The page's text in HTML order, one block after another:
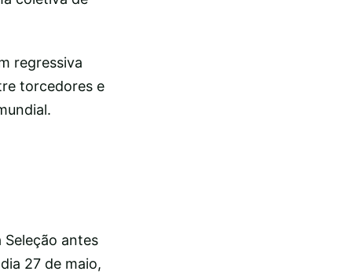
regressiva
torcedores e
antes
27 de maio,